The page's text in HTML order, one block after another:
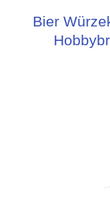
Bier